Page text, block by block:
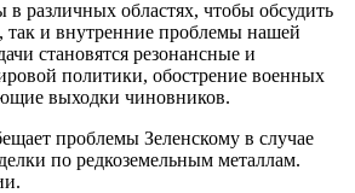
в различных областях, чтобы обсудить
так и внутренние проблемы нашей
становятся резонансные и
политики, обострение военных
выходки чиновников.
проблемы Зеленскому в случае
по редкоземельным металлам.